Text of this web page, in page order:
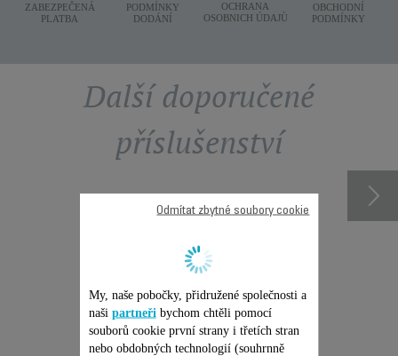
ZABEZPEČENÁ
PLATBA
PODMÍNKY
DODÁNÍ
OCHRANA
OSOBNICH ÚDAJÙ
OBCHODNÍ
PODMÍNKY
Další doporučené
příslušenství
My, naše pobočky, přidružené společnosti a
naši partneři bychom chtěli pomocí
souborů cookie první strany i třetích stran
nebo obdobných technologií (souhrnně
Odmítat zbytné soubory cookie